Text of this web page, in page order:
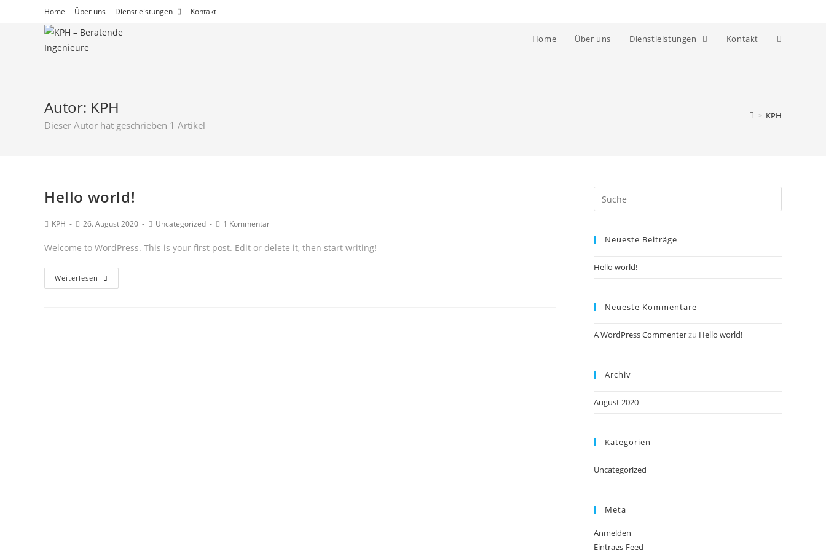
Home Über uns Dienstleistungen Kontakt
Home Über uns Dienstleistungen Kontakt
Autor: KPH
Dieser Autor hat geschrieben 1 Artikel
> KPH
Hello world!
Beitrags-
KPH
Beitrag
26. August 2020
Beitrags-
Uncategorized
Beitrags-
1 Kommentar
Welcome to WordPress. This is your first post. Edit or delete it, then start writing!
Weiterlesen
world!
Suche
nach:
Neueste Beiträge
Hello world!
Neueste Kommentare
A WordPress Commenterzu Hello world!
Archiv
August 2020
Kategorien
Uncategorized
Meta
Anmelden
Eintrags-Feed